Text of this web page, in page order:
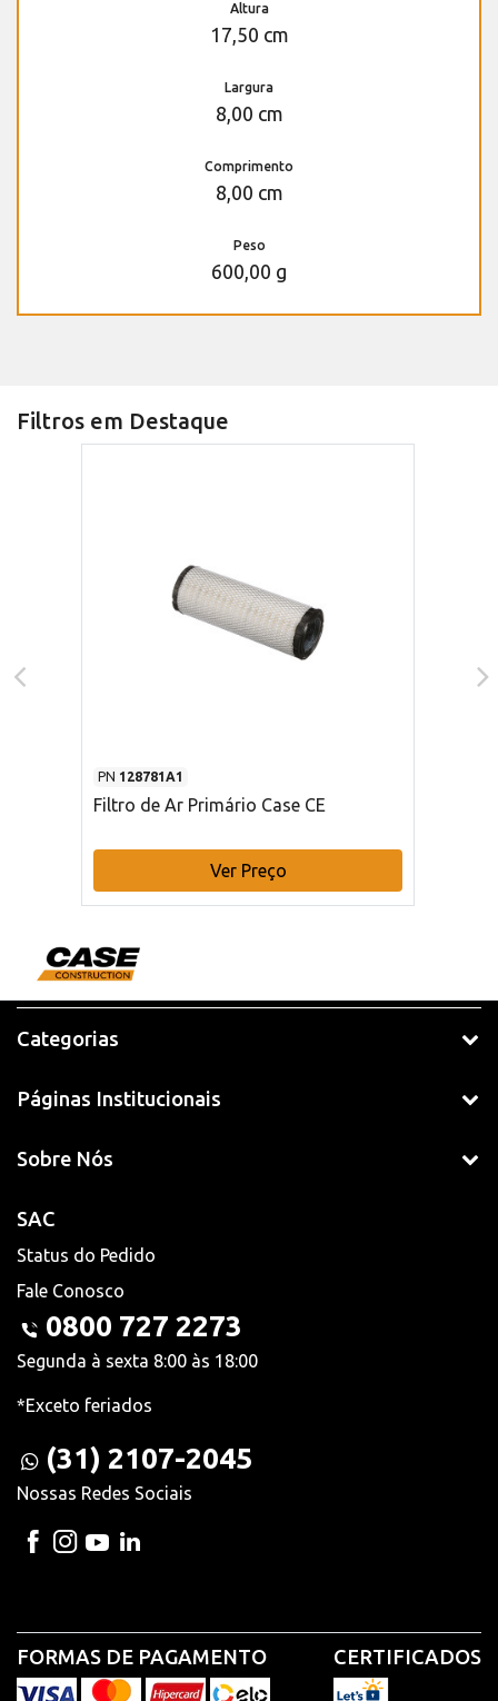
Altura
17,50 cm
Largura
8,00 cm
Comprimento
8,00 cm
Peso
600,00 g
Filtros em Destaque
PN 128781A1
Filtro de Ar Primário Case CE
Ver Preço
Categorias
Páginas Institucionais
Sobre Nós
SAC
Status do Pedido
Fale Conosco
0800 727 2273
Segunda à sexta 8:00 às 18:00
*Exceto feriados
(31) 2107-2045
Nossas Redes Sociais
FORMAS DE PAGAMENTO CERTIFICADOS